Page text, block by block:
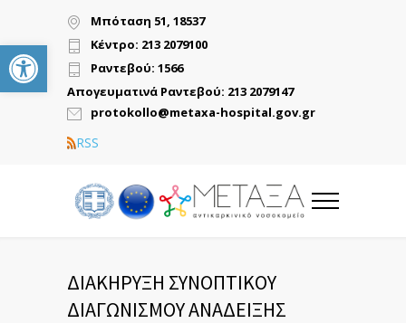
Ανοίξτε τη γραμμή εργαλείων
Μπόταση 51, 18537
Κέντρο: 213 2079100
Ραντεβού: 1566
Απογευματινά Ραντεβού: 213 2079147
protokollo@metaxa-hospital.gov.gr
RSS
ΔΙΑΚΗΡΥΞΗ ΣΥΝΟΠΤΙΚΟΥ
ΔΙΑΓΩΝΙΣΜΟΥ ΑΝΑΔΕΙΞΗΣ